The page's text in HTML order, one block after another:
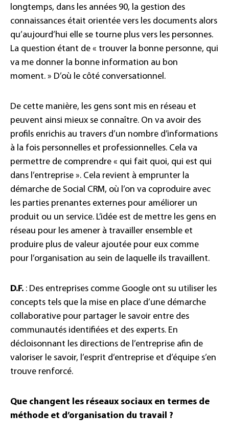
longtemps, dans les années 90, la gestion des
connaissances était orientée vers les documents alors
qu’aujourd’hui elle se tourne plus vers les personnes.
La question étant de « trouver la bonne personne, qui
va me donner la bonne information au bon
moment. » D’où le côté conversationnel.
De cette manière, les gens sont mis en réseau et
peuvent ainsi mieux se connaître. On va avoir des
profils enrichis au travers d’un nombre d’informations
à la fois personnelles et professionnelles. Cela va
permettre de comprendre « qui fait quoi, qui est qui
dans l’entreprise ». Cela revient à emprunter la
démarche de Social CRM, où l’on va coproduire avec
les parties prenantes externes pour améliorer un
produit ou un service. L’idée est de mettre les gens en
réseau pour les amener à travailler ensemble et
produire plus de valeur ajoutée pour eux comme
pour l’organisation au sein de laquelle ils travaillent.
D.F. : Des entreprises comme Google ont su utiliser les
concepts tels que la mise en place d’une démarche
collaborative pour partager le savoir entre des
communautés identifiées et des experts. En
décloisonnant les directions de l’entreprise afin de
valoriser le savoir, l’esprit d’entreprise et d’équipe s’en
trouve renforcé.
Que changent les réseaux sociaux en termes de
méthode et d’organisation du travail ?